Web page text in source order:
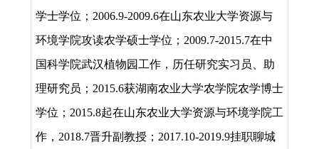
学士学位； 2006.9-2009.6在山东农业大学资源与
环境学院攻读农学硕士学位； 2009.7-2015.7在中
国科学院武汉植物园工作，历任研究实习员、助
理研究员； 2015.6获湖南农业大学农学院农学博士
学位； 2015.8起在山东农业大学资源与环境学院工
作， 2018.7晋升副教授； 2017.10-2019.9挂职聊城